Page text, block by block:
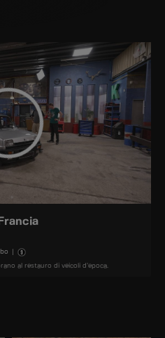
al restauro di veicoli d’epoca.